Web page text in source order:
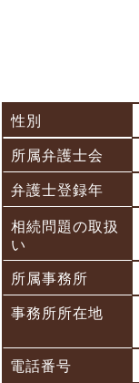
性別
所属弁護士会
弁護士登録年
相続問題の取扱
い
所属事務所
事務所所在地
電話番号